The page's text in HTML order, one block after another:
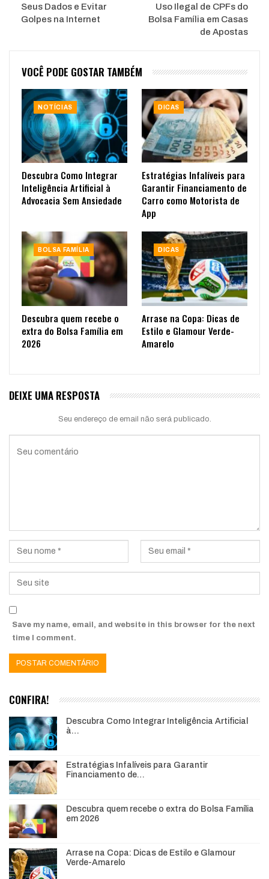
Seus Dados e Evitar
Golpes na Internet
Uso Ilegal de CPFs do
Bolsa Família em Casas
de Apostas
VOCÊ PODE GOSTAR TAMBÉM
NOTÍCIAS
Descubra Como Integrar
Inteligência Artificial à
Advocacia Sem Ansiedade
DICAS
Estratégias Infalíveis para
Garantir Financiamento de
Carro como Motorista de
App
BOLSA FAMÍLIA
Descubra quem recebe o
extra do Bolsa Família em
2026
DICAS
Arrase na Copa: Dicas de
Estilo e Glamour Verde-
Amarelo
DEIXE UMA RESPOSTA
Seu endereço de email não será publicado.
Save my name, email, and website in this browser for the next
time I comment.
CONFIRA!
Descubra Como Integrar Inteligência Artificial
à…
Estratégias Infalíveis para Garantir
Financiamento de…
Descubra quem recebe o extra do Bolsa Família
em 2026
Arrase na Copa: Dicas de Estilo e Glamour
Verde-Amarelo